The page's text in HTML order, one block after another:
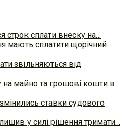
строк сплати внеску на…
мають сплатити щорічний
звільняються від
на майно та грошові кошти в
ставки судового
у силі рішення тримати…